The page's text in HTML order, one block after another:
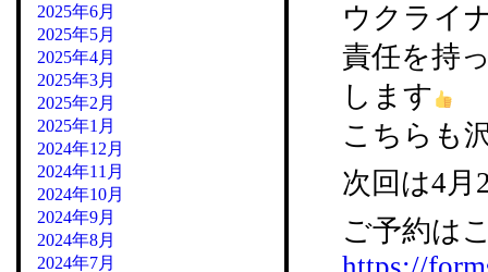
ウクライ
責任を持
します
こちらも
次回は4月
ご予約は
2025年6月
2025年5月
2025年4月
2025年3月
2025年2月
2025年1月
2024年12月
2024年11月
2024年10月
2024年9月
2024年8月
2024年7月